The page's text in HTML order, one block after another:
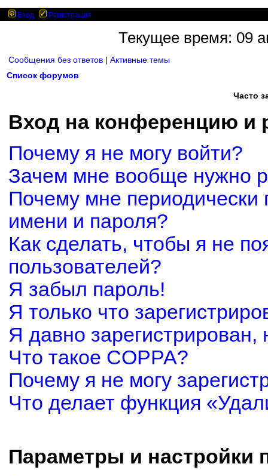
Вход Регистрация
Текущее время: 09
Сообщения без ответов | Активные темы
Список форумов
Часто
Вход на конференцию и
Почему я не могу войти?
Зачем мне вообще нужно
Почему мне периодически
имени и пароля?
Как сделать, чтобы я не
пользователей?
Я забыл пароль!
Я только что
Я давно
Что такое COPPA?
Почему я не могу
Что делает функция
Параметры и настройки